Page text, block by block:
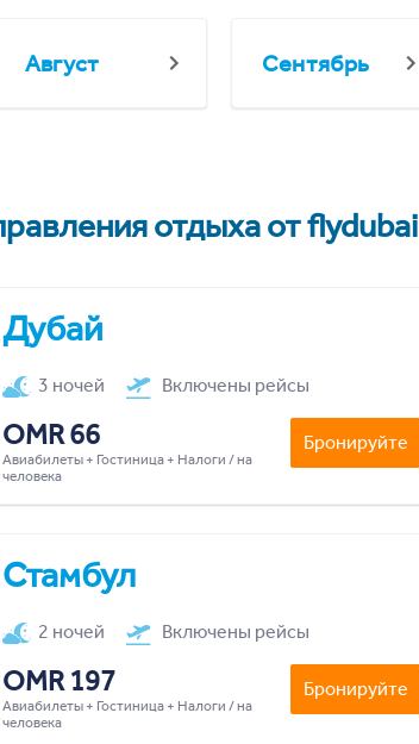
Август Сентябрь
отдыха от flydubai
Дубай
3 ночей Включены рейсы
OMR 66
Авиабилеты + Гостиница + Налоги / на
человека
Бронируйте
Стамбул
2 ночей Включены рейсы
OMR 197
Авиабилеты + Гостиница + Налоги / на
человека
Бронируйте